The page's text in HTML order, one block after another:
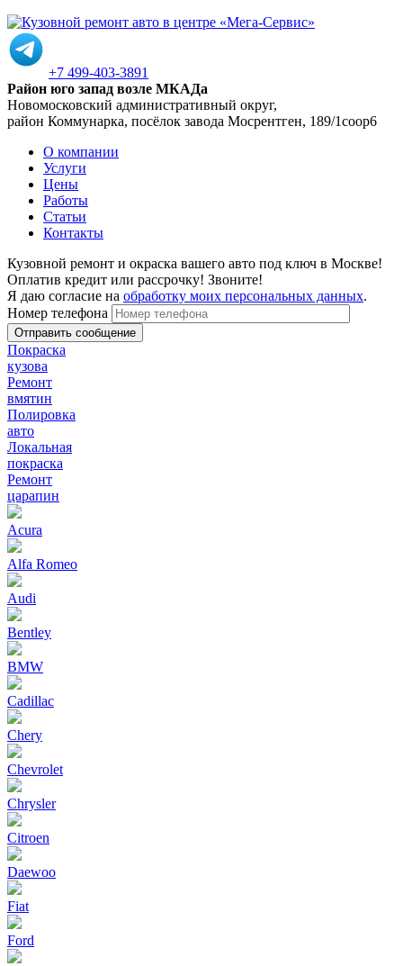
+7 499-403-3891
Район юго запад возле МКАДа
Новомосковский административный округ,
район Коммунарка, посёлок завода Мосрентген, 189/1соор6
О компании
Услуги
Цены
Работы
Статьи
Контакты
Кузовной ремонт и окраска вашего авто под ключ в Москве!
Оплатив кредит или рассрочку! Звоните!
Я даю согласие на обработку моих персональных данных.
Номер телефона
Покраска
кузова
Ремонт
вмятин
Полировка
авто
Локальная
покраска
Ремонт
царапин
Acura
Alfa Romeo
Audi
Bentley
BMW
Cadillac
Chery
Chevrolet
Chrysler
Citroen
Daewoo
Fiat
Ford